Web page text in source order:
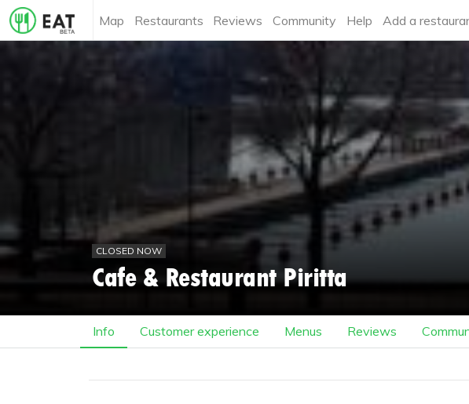
Map Restaurants Reviews Community Help Add a
CLOSED NOW
Cafe & Restaurant Piritta
Info Customer experience Menus Reviews